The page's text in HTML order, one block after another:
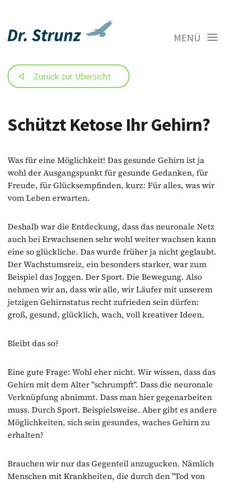
MENÜ
Zurück zur Übersicht
Schützt Ketose Ihr Gehirn?
Was für eine Möglichkeit! Das gesunde Gehirn ist ja
wohl der Ausgangspunkt für gesunde Gedanken, für
Freude, für Glücksempfinden, kurz: Für alles, was wir
vom Leben erwarten.
Deshalb war die Entdeckung, dass das neuronale Netz
auch bei Erwachsenen sehr wohl weiter wachsen kann
eine so glückliche. Das wurde früher ja nicht geglaubt.
Der Wachstumsreiz, ein besonders starker, war zum
Beispiel das Joggen. Der Sport. Die Bewegung. Also
nehmen wir an, dass wir alle, wir Läufer mit unserem
jetzigen Gehirnstatus recht zufrieden sein dürfen:
groß, gesund, glücklich, wach, voll kreativer Ideen.
Bleibt das so?
Eine gute Frage: Wohl eher nicht. Wir wissen, dass das
Gehirn mit dem Alter "schrumpft". Dass die neuronale
Verknüpfung abnimmt. Dass man hier gegenarbeiten
muss. Durch Sport. Beispielsweise. Aber gibt es andere
Möglichkeiten, sich sein gesundes, waches Gehirn zu
erhalten?
Brauchen wir nur das Gegenteil anzugucken. Nämlich
Menschen mit Krankheiten, die durch den "Tod von